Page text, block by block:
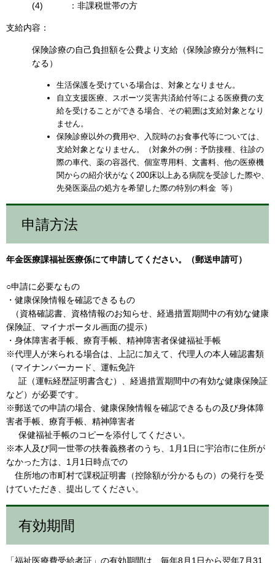
(4) ：非課税世帯の方
支給内容：
保険診療の自己負担額を公費より支給（保険診療分が無料に
なる）
生活保護を受けている場合は、対象となりません。
自立支援医療、スポーツ災害共済給付等による医療費の支
給を受けることができる場合、その範囲は支給対象となり
ません。
保険診療以外の費用や、入院時のお食事代等については、
支給対象となりません。（対象外の例：予防接種、往診の
際の車代、薬の容器代、個室専用料、文書料、他の医療機
関からの紹介状がなく200床以上ある病院を受診した際や、
先発医薬品の処方を希望した際の特別の料金 ​ 等）
申請方法
年金医療課福祉医療係にて申請してください。（郵送申請可）
○申請に必要なもの​
・健康保険情報を確認できるもの
​ （資格確認書、資格情報のお知らせ、経過措置期間中の有効な健康
保険証、マイナポータル画面の提示）
​・身体障害者手帳、療育手帳、精神障害者保健福祉手帳
​※代理人が来られる場合は、上記に加えて、代理人の本人確認書類
（マイナンバーカード、運転免許
証（運転経歴証明書含む）、経過措置期間中の有効な健康保険証
など）が必要です。
※郵送での申請の場合、健康保険情報を確認できるもの及び身体障
害者手帳、療育手帳、精神障害者
保健福祉手帳のコピーを添付してください。
※本人及び同一世帯の扶養義務者のうち、1月1日に宇治市に住所が
なかった方は、1月1日時点での
住所地の市町村で課税証明書（控除額が分かるもの）の発行を受
けていただき、提出してください。
有効期間
「福祉医療費受給者証」の有効期間は、毎年8月1日から翌年7月31